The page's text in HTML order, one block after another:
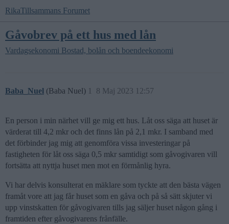
RikaTillsammans Forumet
Gåvobrev på ett hus med lån
Vardagsekonomi Bostad, bolån och boendeekonomi
Baba_Nuel (Baba Nuel) 8 Maj 2023 12:57
1
En person i min närhet vill ge mig ett hus. Låt oss säga att huset är
värderat till 4,2 mkr och det finns lån på 2,1 mkr. I samband med
det förbinder jag mig att genomföra vissa investeringar på
fastigheten för låt oss säga 0,5 mkr samtidigt som gåvogivaren vill
fortsätta att nyttja huset men mot en förmånlig hyra.
Vi har delvis konsulterat en mäklare som tyckte att den bästa vägen
framåt vore att jag får huset som en gåva och på så sätt skjuter vi
upp vinstskatten för gåvogivaren tills jag säljer huset någon gång i
framtiden efter gåvogivarens frånfälle.